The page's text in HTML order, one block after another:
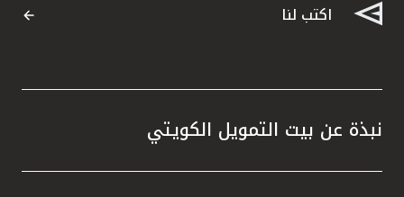
اكتب لنا
نبذة عن بيت التمويل الكويتي